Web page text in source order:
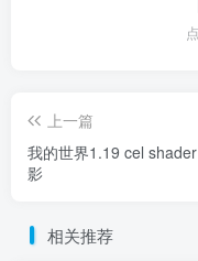
上一篇
我的世界1.19 cel
影
相关推荐